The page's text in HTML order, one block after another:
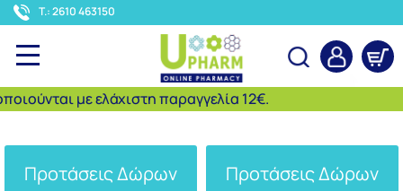
T.: 2610 463150
με ελάχιστη παραγγελία 12€.
Αναζήτηση
Προτάσεις Δώρων
Προτάσεις Δώρων